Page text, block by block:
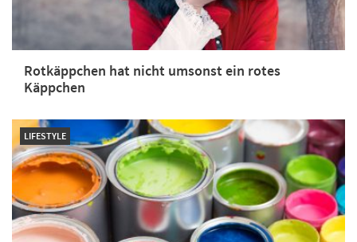
Rotkäppchen hat nicht umsonst ein rotes
Käppchen
LIFESTYLE